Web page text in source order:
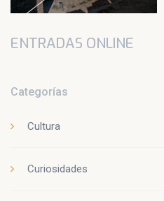
ENTRADAS ONLINE
Categorías
Cultura
Curiosidades